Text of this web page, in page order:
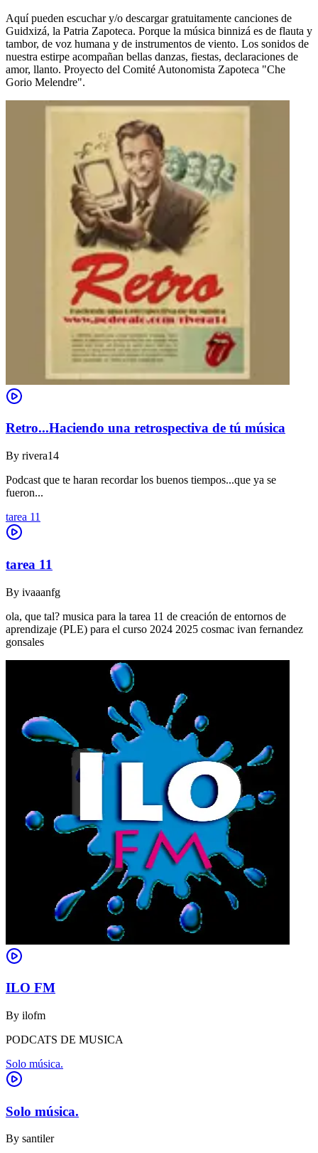
Aquí pueden escuchar y/o descargar gratuitamente canciones de
Guidxizá, la Patria Zapoteca. Porque la música binnizá es de flauta y
tambor, de voz humana y de instrumentos de viento. Los sonidos de
nuestra estirpe acompañan bellas danzas, fiestas, declaraciones de
amor, llanto. Proyecto del Comité Autonomista Zapoteca "Che
Gorio Melendre".
Retro...Haciendo una retrospectiva de tú música
By rivera14
Podcast que te haran recordar los buenos tiempos...que ya se
fueron...
tarea 11
tarea 11
By ivaaanfg
ola, que tal? musica para la tarea 11 de creación de entornos de
aprendizaje (PLE) para el curso 2024 2025 cosmac ivan fernandez
gonsales
ILO FM
By ilofm
PODCATS DE MUSICA
Solo música.
Solo música.
By santiler